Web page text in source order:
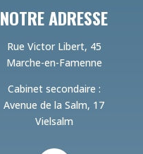
NOTRE ADRESSE
Rue Victor Libert, 45
Marche-en-Famenne
Cabinet secondaire :
Avenue de la Salm, 17
Vielsalm